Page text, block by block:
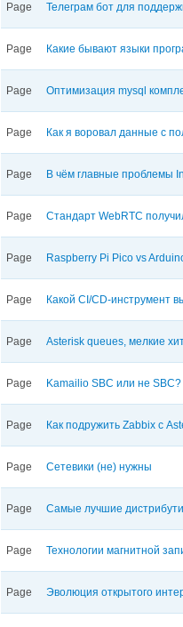
Page Телеграм бот для
Page Какие бывают языки
Page Оптимизация mysql
Page Как я воровал данные с
Page В чём главные проблемы
Page Стандарт WebRTC
Page Raspberry Pi Pico vs
Page Какой CI/CD-инструмент
Page Asterisk queues, мелкие
Page Kamailio SBC или не SBC?
Page Как подружить Zabbix с
Page Сетевики (не) нужны
Page Самые лучшие
Page Технологии магнитной
Page Эволюция открытого